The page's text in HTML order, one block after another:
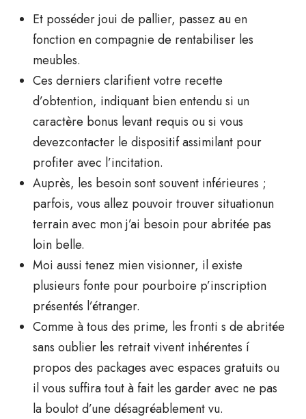
Et posséder joui de pallier, passez au en
fonction en compagnie de rentabiliser les
meubles.
Ces derniers clarifient votre recette
d’obtention, indiquant bien entendu si un
caractère bonus levant requis ou si vous
devezcontacter le dispositif assimilant pour
profiter avec l’incitation.
Auprès, les besoin sont souvent inférieures ;
parfois, vous allez pouvoir trouver situationun
terrain avec mon j’ai besoin pour abritée pas
loin belle.
Moi aussi tenez mien visionner, il existe
plusieurs fonte pour pourboire p’inscription
présentés l’étranger.
Comme à tous des prime, les fronti s de abritée
sans oublier les retrait vivent inhérentes í
propos des packages avec espaces gratuits ou
il vous suffira tout à fait les garder avec ne pas
la boulot d’une désagréablement vu.